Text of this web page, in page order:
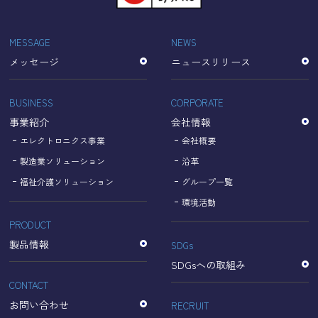
「Cookie」で収集される情報は個人を特定できるものでは
収集されたデータはGoogleのプライバシーポリシーにおい
て管理されます。
なお、当サイトのご利用をもって、上述の方法・目的にお
いてGoogle及び当サイトが行うデータ処理に関し、お客様
【Googleのプライバシーポリシー】
https://policies.google.com/privacy?hl=ja
https://policies.google.com/technologies/partner-sites?
hl=ja
個人情報に関するお問い合わせ窓口
名古屋理研電具株式会社
TEL：052-833-1248
MESSAGE
メッセージ
BUSINESS
事業紹介
エレクトロニクス事業
製造業ソリューション
福祉介護ソリューション
PRODUCT
製品情報
CONTACT
お問い合わせ
NEWS
ニュースリリース
CORPORATE
会社情報
会社概要
沿革
グループ一覧
環境活動
SDGs
SDGsへの取組み
RECRUIT